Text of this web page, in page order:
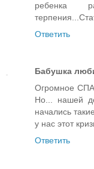
ребенка
Ответить
Бабушка
Огромное
Но... нашей
начались
у нас этот
Ответить